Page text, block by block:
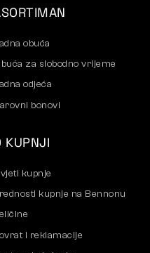
obuća
za slobodno vrijeme
odjeća
bonovi
KUPNJI
kupnje
kupnje na Bennonu
i reklamacije